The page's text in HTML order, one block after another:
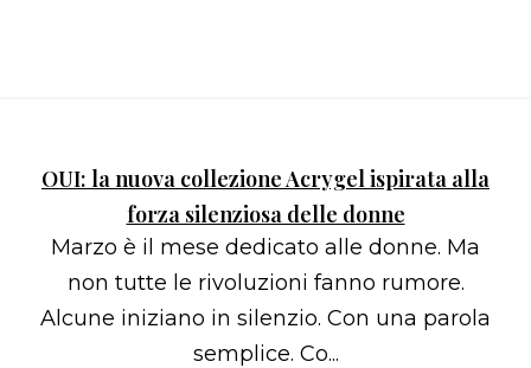
OUI: la nuova collezione Acrygel ispirata alla
forza silenziosa delle donne
Marzo è il mese dedicato alle donne. Ma
non tutte le rivoluzioni fanno rumore.
Alcune iniziano in silenzio. Con una parola
semplice. Co...